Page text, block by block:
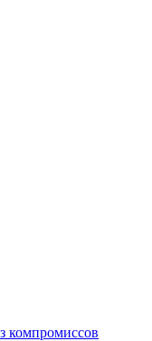
компромиссов